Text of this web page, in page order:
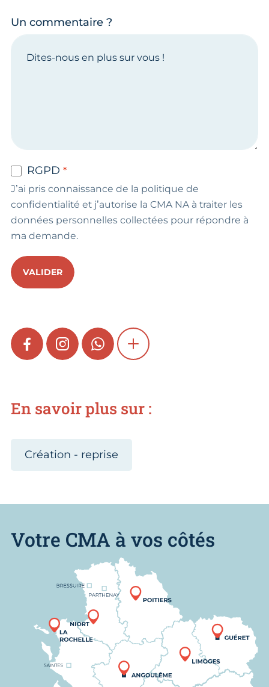
Un commentaire ?
RGPD
J’ai pris connaissance de la politique de
confidentialité et j’autorise la CMA NA à traiter les
données personnelles collectées pour répondre à
ma demande.
VALIDER
FACEBOOKINSTAGRAMWHATSAPPSHOW MORE
En savoir plus sur :
Création - reprise
Votre CMA à vos côtés